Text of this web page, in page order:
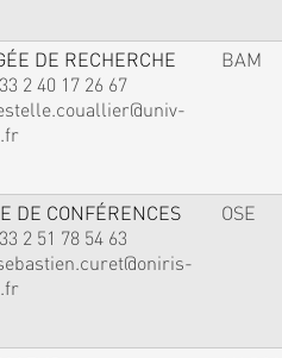
DE RECHERCHE
2 40 17 26 67
BAM
DE CONFÉRENCES
2 51 78 54 63
OSE